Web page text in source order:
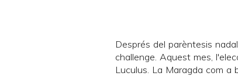
Després del parèntesis
challenge. Aquest mes,
Luculus. La Maragda com a